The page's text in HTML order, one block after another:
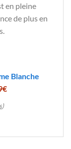
en pleine
de plus en
Blanche
)